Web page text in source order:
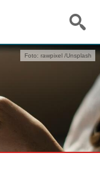
Foto: rawpixel /Unsplash